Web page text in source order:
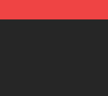
Kurtis Conner